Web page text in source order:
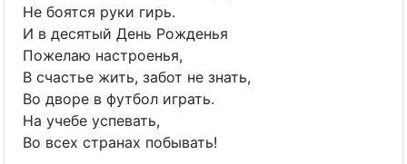
Не боятся руки гирь.
И в десятый День Рожденья
Пожелаю настроенья,
В счастье жить, забот не знать,
Во дворе в футбол играть.
На учебе успевать,
Во всех странах побывать!